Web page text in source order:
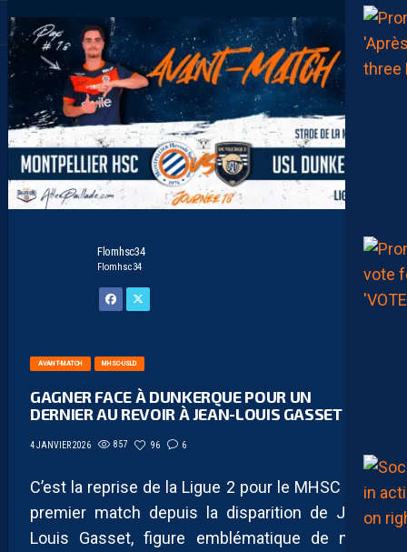
Flomhsc34
Flomhsc34
AVANT-MATCH MHSC-USLD
GAGNER FACE À DUNKERQUE POUR UN
DERNIER AU REVOIR À JEAN-LOUIS GASSET
4 JANVIER 2026 857 96 6
C’est la reprise de la Ligue 2 pour le MHSC et le
premier match depuis la disparition de Jean-
Louis Gasset, figure emblématique de notre